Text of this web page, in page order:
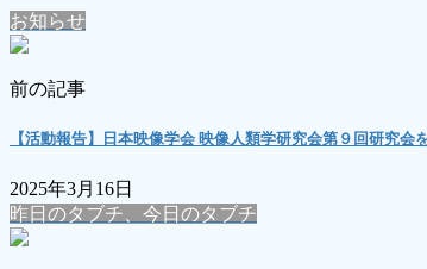
お知らせ
前の記事
【活動報告】日本映像学会 映像人類学研究会第９回研究
2025年3月16日
昨日のタブチ、今日のタブチ